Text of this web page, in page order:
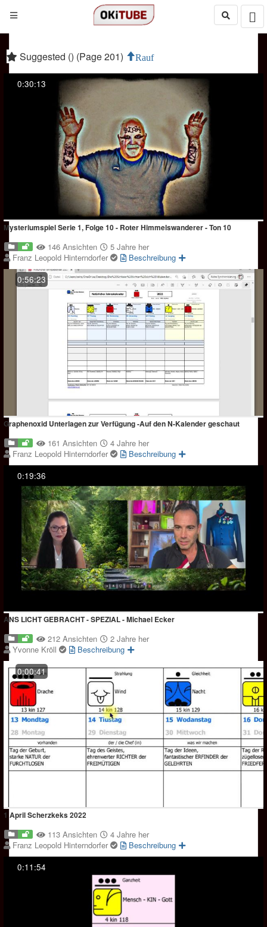
Suggested () (Page 201) Rauf
0:30:13
Mysteriumspiel Serie 1, Folge 10 - Roter Himmelswanderer - Ton 10
146 Ansichten
5 Jahre her
Franz Leopold Hinterndorfer
Beschreibung
0:56:23
Graphenoxid Unterlagen zur Verfügung -Auf den N-Kalender geschaut
161 Ansichten
4 Jahre her
Franz Leopold Hinterndorfer
Beschreibung
0:19:36
ANS LICHT GEBRACHT - SPEZIAL - Michael Ecker
212 Ansichten
2 Jahre her
Yvonne Kröll
Beschreibung
0:00:41
1 April Scherzkeks 2022
113 Ansichten
4 Jahre her
Franz Leopold Hinterndorfer
Beschreibung
0:11:54